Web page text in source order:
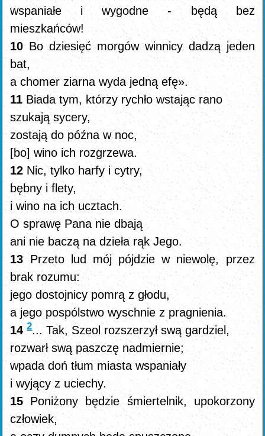
wspaniałe i wygodne - będą bez
mieszkańców!
10 Bo dziesięć morgów winnicy dadzą jeden
bat,
a chomer ziarna wyda jedną efę».
11 Biada tym, którzy rychło wstając rano
szukają sycery,
zostają do późna w noc,
[bo] wino ich rozgrzewa.
12 Nic, tylko harfy i cytry,
bębny i flety,
i wino na ich ucztach.
O sprawę Pana nie dbają
ani nie baczą na dzieła rąk Jego.
13 Przeto lud mój pójdzie w niewolę, przez
brak rozumu:
jego dostojnicy pomrą z głodu,
a jego pospólstwo wyschnie z pragnienia.
142... Tak, Szeol rozszerzył swą gardziel,
rozwarł swą paszczę nadmiernie;
wpada doń tłum miasta wspaniały
i wyjący z uciechy.
15 Poniżony będzie śmiertelnik, upokorzony
człowiek,